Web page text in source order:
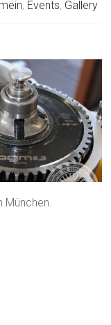
, Events, Gallery
München.